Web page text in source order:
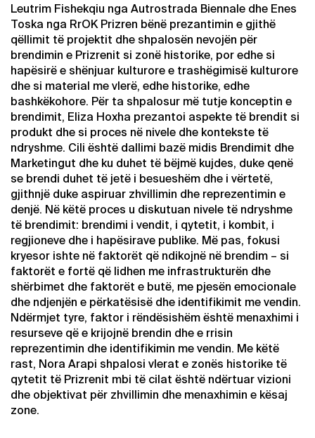
Leutrim Fishekqiu nga Autrostrada Biennale dhe Enes
Toska nga RrOK Prizren bënë prezantimin e gjithë
qëllimit të projektit dhe shpalosën nevojën për
brendimin e Prizrenit si zonë historike, por edhe si
hapësirë e shënjuar kulturore e trashëgimisë kulturore
dhe si material me vlerë, edhe historike, edhe
bashkëkohore. Për ta shpalosur më tutje konceptin e
brendimit, Eliza Hoxha prezantoi aspekte të brendit si
produkt dhe si proces në nivele dhe kontekste të
ndryshme. Cili është dallimi bazë midis Brendimit dhe
Marketingut dhe ku duhet të bëjmë kujdes, duke qenë
se brendi duhet të jetë i besueshëm dhe i vërtetë,
gjithnjë duke aspiruar zhvillimin dhe reprezentimin e
denjë. Në këtë proces u diskutuan nivele të ndryshme
të brendimit: brendimi i vendit, i qytetit, i kombit, i
regjioneve dhe i hapësirave publike. Më pas, fokusi
kryesor ishte në faktorët që ndikojnë në brendim – si
faktorët e fortë që lidhen me infrastrukturën dhe
shërbimet dhe faktorët e butë, me pjesën emocionale
dhe ndjenjën e përkatësisë dhe identifikimit me vendin.
Ndërmjet tyre, faktor i rëndësishëm është menaxhimi i
resurseve që e krijojnë brendin dhe e rrisin
reprezentimin dhe identifikimin me vendin. Me këtë
rast, Nora Arapi shpalosi vlerat e zonës historike të
qytetit të Prizrenit mbi të cilat është ndërtuar vizioni
dhe objektivat për zhvillimin dhe menaxhimin e kësaj
zone.